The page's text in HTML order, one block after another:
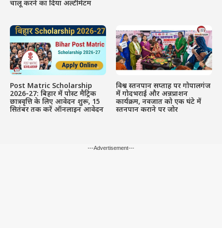
चालू करने का दिया अल्टीमेटम
Post Matric Scholarship
2026-27: बिहार में पोस्ट मैट्रिक
छात्रवृत्ति के लिए आवेदन शुरू, 15
सितंबर तक करें ऑनलाइन आवेदन
विश्व स्तनपान सप्ताह पर गोपालगंज
में गोदभराई और अन्नप्राशन
कार्यक्रम, नवजात को एक घंटे में
स्तनपान कराने पर जोर
---Advertisement---